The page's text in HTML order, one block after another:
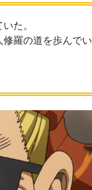
た。
羅の道を歩んでい